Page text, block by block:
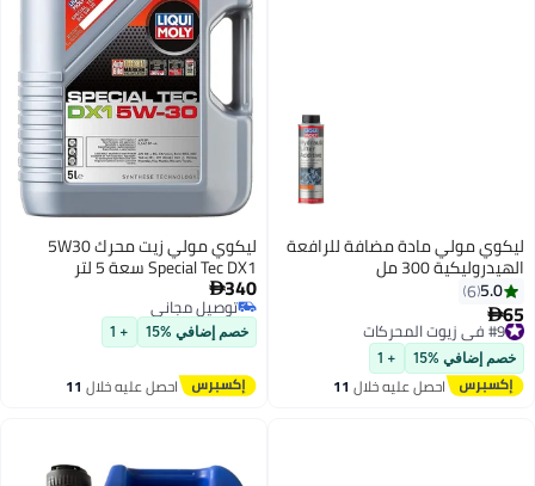
ليكوي مولي مادة مضافة للرافعة
الهيدروليكية 300 مل
5.0
6
65#9 في زيوت المحركات
توصيل مجاني
#9 في زيوت المحركات
خصم إضافي %15 + 1
احصل عليه خلال 11
ليكوي مولي زيت محرك 5W30
Special Tec DX1 سعة 5 لتر
340
توصيل مجاني
توصيل مجاني
خصم إضافي %15 + 1
احصل عليه خلال 11